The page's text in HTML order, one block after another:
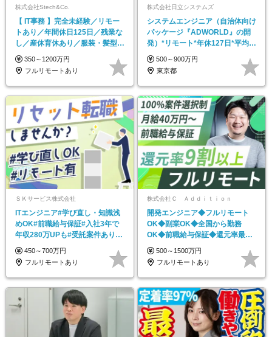
株式会社Stech&Co.
【 IT事務 】完全未経験／リモー
トあり／年間休日125日／残業な
し／産休育休あり／服装・髪型自
由／毎年昇給
350～1200万円
フルリモートあり
株式会社日立システムズ
システムエンジニア（自治体向け
パッケージ『ADWORLD』の開
発）*リモート*年休127日*平均勤
続22.4年
500～900万円
東京都
ＳＫサービス株式会社
ITエンジニア#学び直し・知識浅
めOK#前職給与保証#入社3年で
年収280万UPも#受託案件あり#
残業ほぼなし
450～700万円
フルリモートあり
株式会社Ｃ Ａｄｄｉｔｉｏｎ
開発エンジニア◆フルリモート
OK◆副業OK◆全国から勤務
OK◆前職給与保証◆還元率最大
90%◆案件選択制
500～1500万円
フルリモートあり